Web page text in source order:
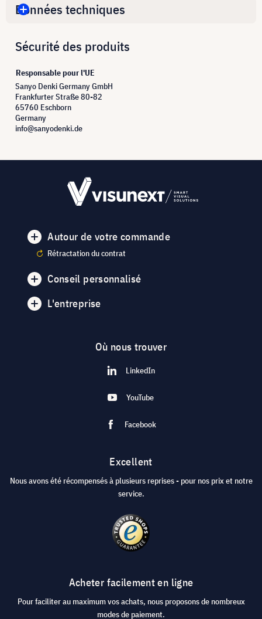
Données techniques
Sécurité des produits
Responsable pour l'UE
Sanyo Denki Germany GmbH
Frankfurter Straße 80-82
65760 Eschborn
Germany
info@sanyodenki.de
Autour de votre commande
Rétractation du contrat
Conseil personnalisé
L'entreprise
Où nous trouver
LinkedIn
YouTube
Facebook
Excellent
Nous avons été récompensés à plusieurs reprises - pour nos prix et notre
service.
Acheter facilement en ligne
Pour faciliter au maximum vos achats, nous proposons de nombreux
modes de paiement.